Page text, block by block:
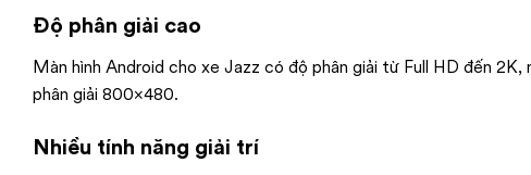
Độ phân giải cao
Màn hình Android cho xe Jazz có độ phân giải từ Full HD đến 2K,
phân giải 800×480.
Nhiều tính năng giải trí